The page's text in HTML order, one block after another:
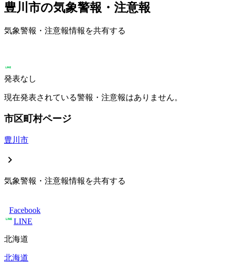
豊川市の気象警報・注意報
気象警報・注意報情報を共有する
発表なし
現在発表されている警報・注意報はありません。
市区町村ページ
豊川市
気象警報・注意報情報を共有する
Facebook
LINE
北海道
北海道